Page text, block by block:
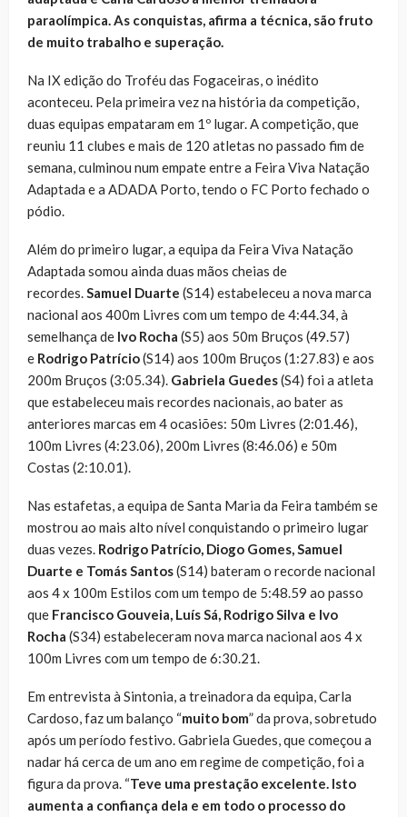
paraolímpica. As conquistas, afirma a técnica, são fruto
de muito trabalho e superação.
Na IX edição do Troféu das Fogaceiras, o inédito
aconteceu. Pela primeira vez na história da competição,
duas equipas empataram em 1º lugar. A competição, que
reuniu 11 clubes e mais de 120 atletas no passado fim de
semana, culminou num empate entre a Feira Viva Natação
Adaptada e a ADADA Porto, tendo o FC Porto fechado o
pódio.
Além do primeiro lugar, a equipa da Feira Viva Natação
Adaptada somou ainda duas mãos cheias de
recordes.Samuel Duarte (S14) estabeleceu a nova marca
nacional aos 400m Livres com um tempo de 4:44.34, à
semelhança de Ivo Rocha (S5) aos 50m Bruços (49.57)
e Rodrigo Patrício(S14) aos 100m Bruços (1:27.83) e aos
200m Bruços (3:05.34). Gabriela Guedes(S4) foi a atleta
que estabeleceu mais recordes nacionais, ao bater as
anteriores marcas em 4 ocasiões: 50m Livres (2:01.46),
100m Livres (4:23.06), 200m Livres (8:46.06) e 50m
Costas (2:10.01).
Nas estafetas, a equipa de Santa Maria da Feira também se
mostrou ao mais alto nível conquistando o primeiro lugar
duas vezes. Rodrigo Patrício, Diogo Gomes, Samuel
Duarte e Tomás Santos(S14) bateram o recorde nacional
aos 4 x 100m Estilos com um tempo de 5:48.59 ao passo
que Francisco Gouveia, Luís Sá, Rodrigo Silva e Ivo
Rocha (S34) estabeleceram nova marca nacional aos 4 x
100m Livres com um tempo de 6:30.21.
Em entrevista à Sintonia, a treinadora da equipa, Carla
Cardoso, faz um balanço “muito bom” da prova, sobretudo
após um período festivo. Gabriela Guedes, que começou a
nadar há cerca de um ano em regime de competição, foi a
figura da prova. “Teve uma prestação excelente. Isto
aumenta a confiança dela e em todo o processo do